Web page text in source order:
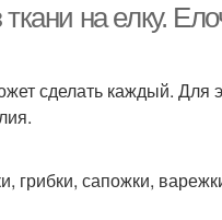
на елку.
сделать каждый. Для
грибки, сапожки,